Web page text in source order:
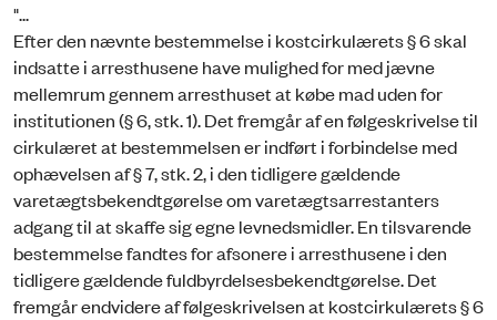
"...
Efter den nævnte bestemmelse i kostcirkulærets § 6 skal
indsatte i arresthusene have mulighed for med jævne
mellemrum gennem arresthuset at købe mad uden for
institutionen (§ 6, stk. 1). Det fremgår af en følgeskrivelse til
cirkulæret at bestemmelsen er indført i forbindelse med
ophævelsen af § 7, stk. 2, i den tidligere gældende
varetægtsbekendtgørelse om varetægtsarrestanters
adgang til at skaffe sig egne levnedsmidler. En tilsvarende
bestemmelse fandtes for afsonere i arresthusene i den
tidligere gældende fuldbyrdelsesbekendtgørelse. Det
fremgår endvidere af følgeskrivelsen at kostcirkulærets § 6